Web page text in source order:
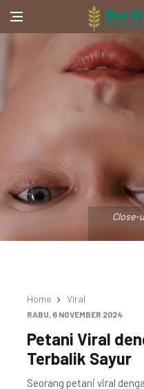
Close-
Home Viral
RABU, 6 NOVEMBER 2024
Petani Viral
Terbalik Sayur
Seorang petani viral